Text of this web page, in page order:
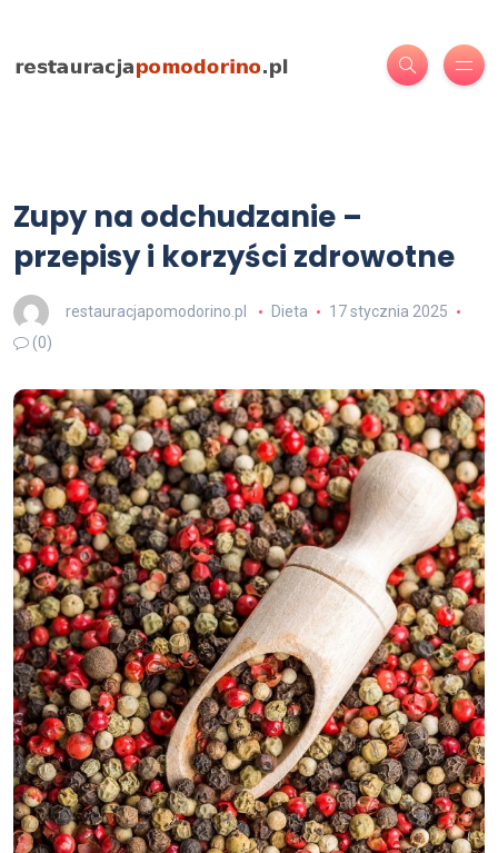
Zupy na odchudzanie –
przepisy i korzyści zdrowotne
restauracjapomodorino.pl Dieta
17 stycznia 2025
(0)